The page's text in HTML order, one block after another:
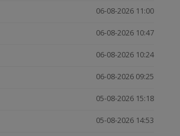
06-08-2026 11:00
06-08-2026 10:47
06-08-2026 10:24
06-08-2026 09:25
05-08-2026 15:18
05-08-2026 14:53